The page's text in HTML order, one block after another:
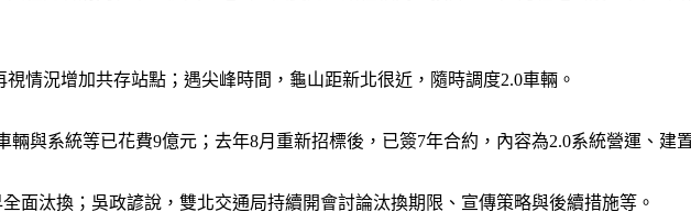
情況增加共存站點；遇尖峰時間，龜山距新北很近，隨時調度2.0車輛。
輛與系統等已花費9億元；去年8月重新招標後，已簽7年合約，內容為2.0系統營運、建
面汰換；吳政諺說，雙北交通局持續開會討論汰換期限、宣傳策略與後續措施等。